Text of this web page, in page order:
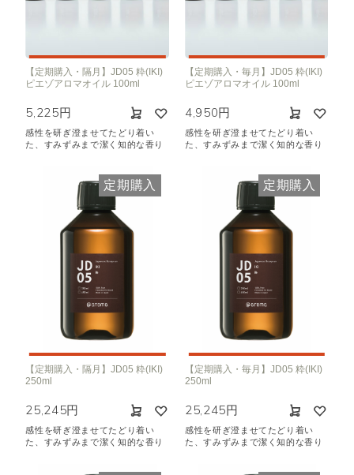
【定期購入・隔月】JD05 粋(IKI)
ピエゾアロマオイル 100ml
5,225円
感性を研ぎ澄ませてたどり着い
た、すみずみまで潔く知的な香り
【定期購入・毎月】JD05 粋(IKI)
ピエゾアロマオイル 100ml
4,950円
感性を研ぎ澄ませてたどり着い
た、すみずみまで潔く知的な香り
定期購入
【定期購入・隔月】JD05 粋(IKI)
250ml
25,245円
感性を研ぎ澄ませてたどり着い
た、すみずみまで潔く知的な香り
定期購入
【定期購入・毎月】JD05 粋(IKI)
250ml
25,245円
感性を研ぎ澄ませてたどり着い
た、すみずみまで潔く知的な香り